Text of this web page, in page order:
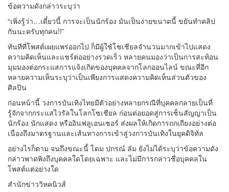
ข้อความดังกล่าวระบุว่า
“เพิ่งรู้ว่า…เดี๋ยวนี้ การจะเป็นนักร้อง มันเป็นง่ายขนาดนี้ ขยันทำคลิป
กันนะครับทุกคน!!”
ทันทีที่โพสต์เผยแพร่ออกไป ก็มีผู้ใช้โซเชียลจำนวนมากเข้าไปแสดง
ความคิดเห็นและแชร์ต่ออย่างรวดเร็ว หลายคนมองว่าเป็นการสะท้อน
มุมมองต่อกระแสการแจ้งเกิดของบุคคลจากโลกออนไลน์ ขณะที่อีก
หลายความเห็นระบุว่าเป็นเพียงการแสดงความคิดเห็นส่วนตัวของ
ศิลปิน
ก่อนหน้านี้ วงการบันเทิงไทยมีตัวอย่างหลายกรณีที่บุคคลกลายเป็นที่
รู้จักจากกระแสไวรัลในโลกโซเชียล ก่อนต่อยอดสู่การเซ็นสัญญาเป็น
นักร้อง นักแสดง หรืออินฟลูเอนเซอร์ ส่งผลให้เกิดการถกเถียงอย่างต่อ
เนื่องถึงมาตรฐานและเส้นทางการเข้าสู่วงการบันเทิงในยุคดิจิทัล
อย่างไรก็ตาม จนถึงขณะนี้ โดม ปกรณ์ ลัม ยังไม่ได้ระบุว่าข้อความดัง
กล่าวพาดพิงถึงบุคคลใดโดยเฉพาะ และไม่มีการกล่าวชื่อบุคคลใน
โพสต์แต่อย่างใด
สำนักข่าววิหคนิวส์